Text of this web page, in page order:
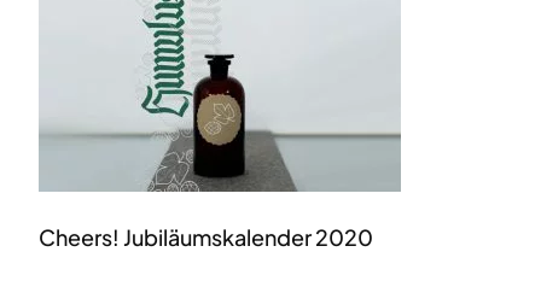
Cheers! Jubiläumskalender 2020